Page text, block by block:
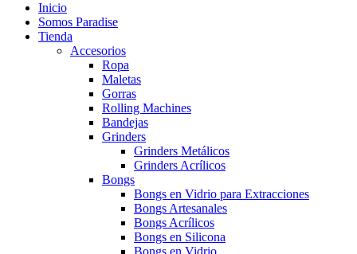
Inicio
Somos Paradise
Tienda
Accesorios
Ropa
Maletas
Gorras
Rolling Machines
Bandejas
Grinders
Grinders Metálicos
Grinders Acrílicos
Bongs
Bongs en Vidrio para Extracciones
Bongs Artesanales
Bongs Acrílicos
Bongs en Silicona
Bongs en Vidrio